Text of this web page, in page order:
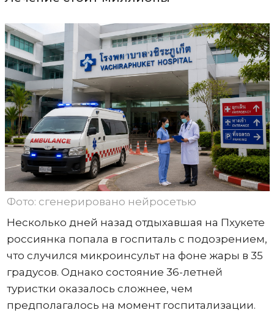
Фото: сгенерировано нейросетью
Несколько дней назад отдыхавшая на Пхукете
россиянка попала в госпиталь с подозрением,
что случился микроинсульт на фоне жары в 35
градусов. Однако состояние 36-летней
туристки оказалось сложнее, чем
предполагалось на момент госпитализации.